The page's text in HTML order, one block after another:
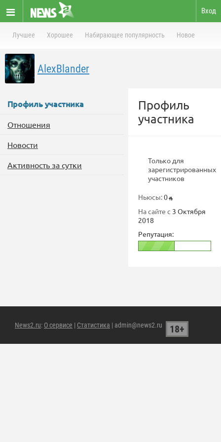
Вход
Лучшее Хорошее Набирающее популярность Новое
AlexBlander
Профиль участника
Отношения
Новости
Активность за сутки
Профиль
участника
Только для
зарегистрированных
участников
Ньюсы:0
На сайте с 3 Октября
2018
Репутация:
News2.ru: О сервисе | Статистика | admin@news2.ru 18+